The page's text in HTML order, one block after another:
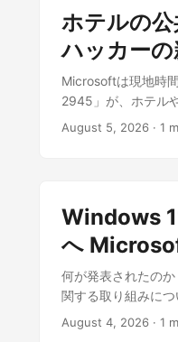
TPUやAWSの
サービスを提供し
カスタムシリコン
は、特定ベンダー
重要になる。 出
に、筆者の見解を
認証プロトコルの
た。 企業内ネット
た。 Moore氏はさ
かず、パッチ適用
patched parallel
Lenovo、
理インターフェー
と、②レガシーな
ウェアの棚卸しと
に何台のBMCが存
がある。 出典: こ
controllers の内容
OpenAI互換で提供
ポイントを変更す
が低い設計だ。 ス
実行を自律的に繰
れている。単発の
いる。 料金体系は
点に注意したい。
の指示理解や応答
値上の伸びは小幅
を22.2%上回るス
やカスタマーサポ
出やすい領域だっ
ホテルの
ハッカー
Microsoftは現地時
2945」が、ホテル
模攻撃キャンペー
Microsoftによれば
共有サービス側に
層で攻撃が成立し
キャプティブポー
を確認するための
トに改ざんした応
August 5, 2026 · 1
Windows
へ
何が発表されたの
関する取り組みに
じたところによる
August 4, 2026 · 1